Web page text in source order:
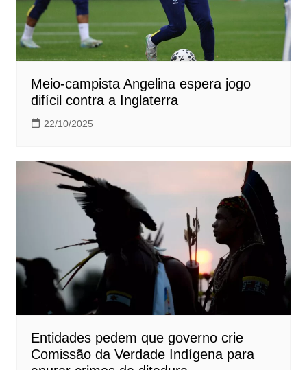
Meio-campista Angelina espera jogo
difícil contra a Inglaterra
22/10/2025
Entidades pedem que governo crie
Comissão da Verdade Indígena para